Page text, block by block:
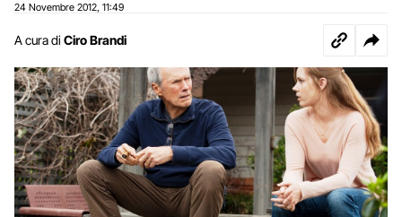
24 Novembre 2012 11:49
A cura di Ciro Brandi